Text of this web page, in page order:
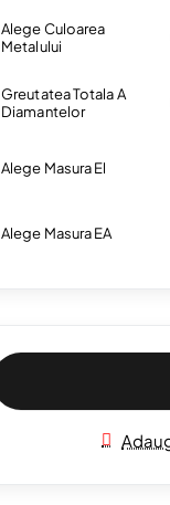
Alege Culoarea
Metalului
Greutatea Totala A
Diamantelor
Alege Masura El
Alege Masura EA